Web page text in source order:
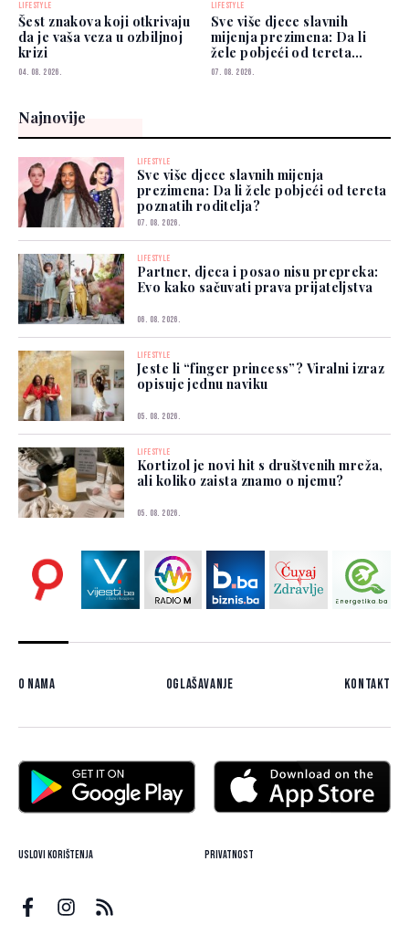
LIFESTYLE
Šest znakova koji otkrivaju
da je vaša veza u ozbiljnoj
krizi
04. 08. 2026.
LIFESTYLE
Sve više djece slavnih
mijenja prezimena: Da li
žele pobjeći od tereta
poznatih roditelja?
07. 08. 2026.
Najnovije
LIFESTYLE
Sve više djece slavnih mijenja
prezimena: Da li žele pobjeći od tereta
poznatih roditelja?
07. 08. 2026.
LIFESTYLE
Partner, djeca i posao nisu prepreka:
Evo kako sačuvati prava prijateljstva
06. 08. 2026.
LIFESTYLE
Jeste li “finger princess”? Viralni izraz
opisuje jednu naviku
05. 08. 2026.
LIFESTYLE
Kortizol je novi hit s društvenih mreža,
ali koliko zaista znamo o njemu?
05. 08. 2026.
O nama Oglašavanje Kontakt
Uslovi korištenja Privatnost